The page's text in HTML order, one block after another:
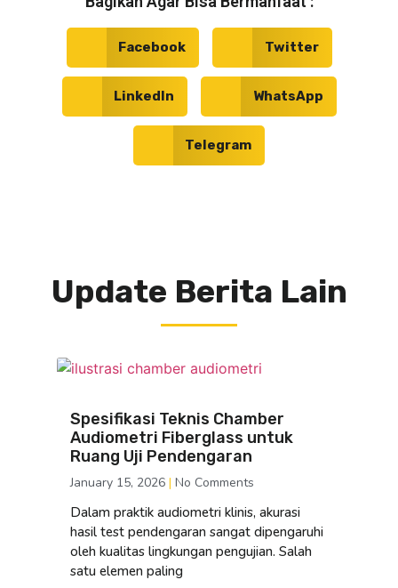
Facebook Twitter
LinkedIn WhatsApp
Telegram
Update Berita Lain
Spesifikasi Teknis Chamber
Audiometri Fiberglass untuk
Ruang Uji Pendengaran
January 15, 2026 No Comments
Dalam praktik audiometri klinis, akurasi
hasil test pendengaran sangat dipengaruhi
oleh kualitas lingkungan pengujian. Salah
satu elemen paling